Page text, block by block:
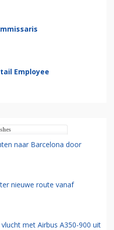
Employee
naar Barcelona door
nieuwe route vanaf
met Airbus A350-900 uit